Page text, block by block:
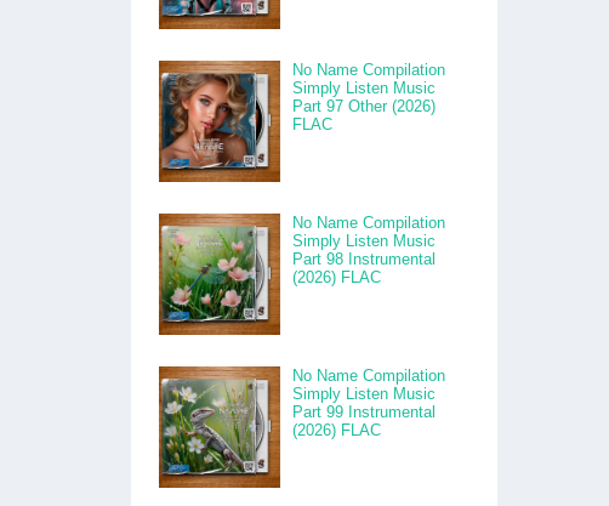
No Name Compilation
Simply Listen Music
Part 97 Other (2026)
FLAC
No Name Compilation
Simply Listen Music
Part 98 Instrumental
(2026) FLAC
No Name Compilation
Simply Listen Music
Part 99 Instrumental
(2026) FLAC